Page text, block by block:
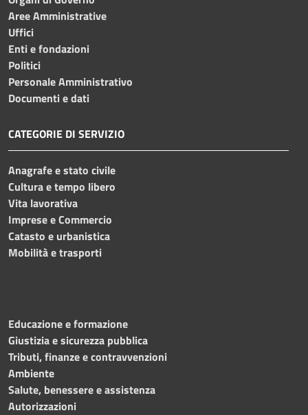
Aree Amministrative
Uffici
Enti e fondazioni
Politici
Personale Amministrativo
Documenti e dati
CATEGORIE DI SERVIZIO
Anagrafe e stato civile
Cultura e tempo libero
Vita lavorativa
Imprese e Commercio
Catasto e urbanistica
Mobilità e trasporti
Educazione e formazione
Giustizia e sicurezza pubblica
Tributi, finanze e contravvenzioni
Ambiente
Salute, benessere e assistenza
Autorizzazioni